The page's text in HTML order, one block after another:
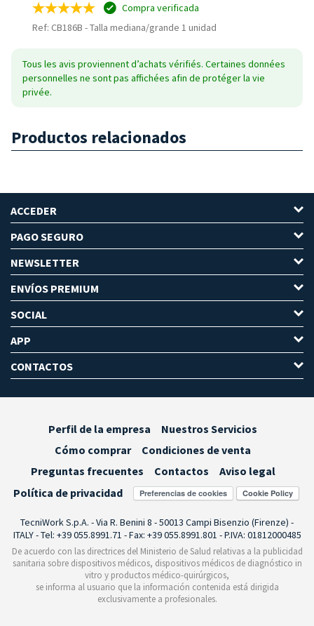
Compra verificada
Ref: CB186B -Talla mediana/grande 1 unidad
Tous les avis proviennent d’achats vérifiés. Certaines données
personnelles ne sont pas affichées afin de protéger la vie
privée.
Productos relacionados
ACCEDER
PAGO SEGURO
NEWSLETTER
ENVÍOS PREMIUM
SOCIAL
APP
CONTACTOS
Perfil de la empresa
Nuestros Servicios
Cómo comprar
Condiciones de venta
Preguntas frecuentes
Contactos
Aviso legal
Política de privacidad
Preferencias de cookies
TecniWork S.p.A. - Via R. Benini 8 - 50013 Campi Bisenzio (Firenze) -
ITALY - Tel: +39 055.8991.71 - Fax: +39 055.8991.801 - P.IVA: 01812000485
De acuerdo con las directrices del Ministerio de Salud relativas a la publicidad
sanitaria sobre dispositivos médicos, dispositivos médicos de diagnóstico in
vitro y productos médico-quirúrgicos,
se informa al usuario que la información contenida está dirigida
exclusivamente a profesionales.